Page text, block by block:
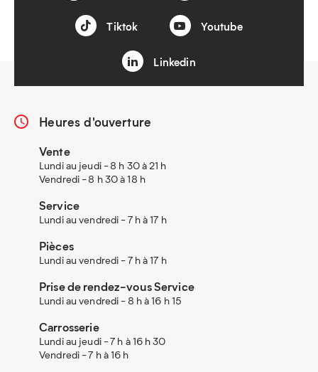
Tiktok Youtube
Linkedin
Heures d'ouverture
Vente
Lundi au jeudi - 8 h 30 à 21 h
Vendredi - 8 h 30 à 18 h
Service
Lundi au vendredi - 7 h à 17 h
Pièces
Lundi au vendredi - 7 h à 17 h
Prise de rendez-vous Service
Lundi au vendredi - 8 h à 16 h 15
Carrosserie
Lundi au jeudi - 7 h à 16 h 30
Vendredi - 7 h à 16 h